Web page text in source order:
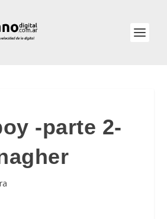
-parte 2-